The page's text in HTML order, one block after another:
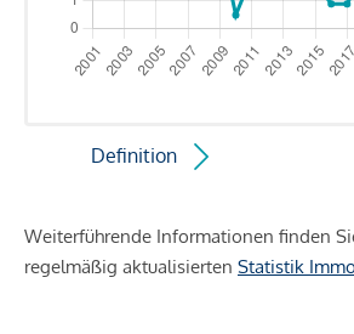
Definition
Weiterführende Informationen finden
regelmäßig aktualisierten Statistik